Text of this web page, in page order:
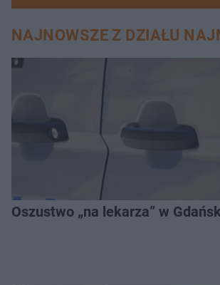
NAJNOWSZE Z DZIAŁU
Oszustwo „na lekarza” w